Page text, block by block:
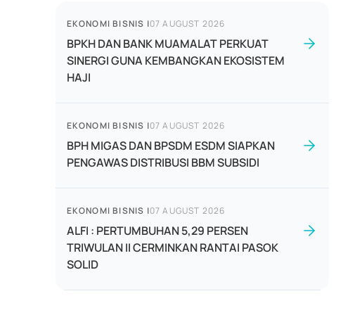
EKONOMI BISNIS |07 AUGUST 2026
BPKH DAN BANK MUAMALAT PERKUAT
SINERGI GUNA KEMBANGKAN EKOSISTEM
HAJI
EKONOMI BISNIS |07 AUGUST 2026
BPH MIGAS DAN BPSDM ESDM SIAPKAN
PENGAWAS DISTRIBUSI BBM SUBSIDI
EKONOMI BISNIS |07 AUGUST 2026
ALFI : PERTUMBUHAN 5,29 PERSEN
TRIWULAN II CERMINKAN RANTAI PASOK
SOLID